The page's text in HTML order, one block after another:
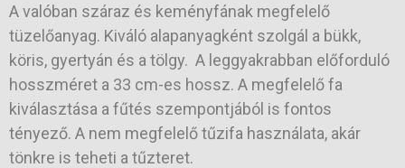
A valóban száraz és keményfának megfelelő
tüzelőanyag. Kiváló alapanyagként szolgál a bükk,
köris, gyertyán és a tölgy. A leggyakrabban előforduló
hosszméret a 33 cm-es hossz. A megfelelő fa
kiválasztása a fűtés szempontjából is fontos
tényező. A nem megfelelő tűzifa használata, akár
tönkre is teheti a tűzteret.